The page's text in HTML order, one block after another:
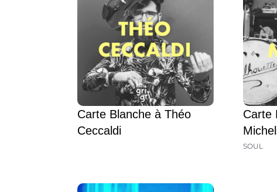
Carte Blanche à Théo
Ceccaldi
Carte
SOUL